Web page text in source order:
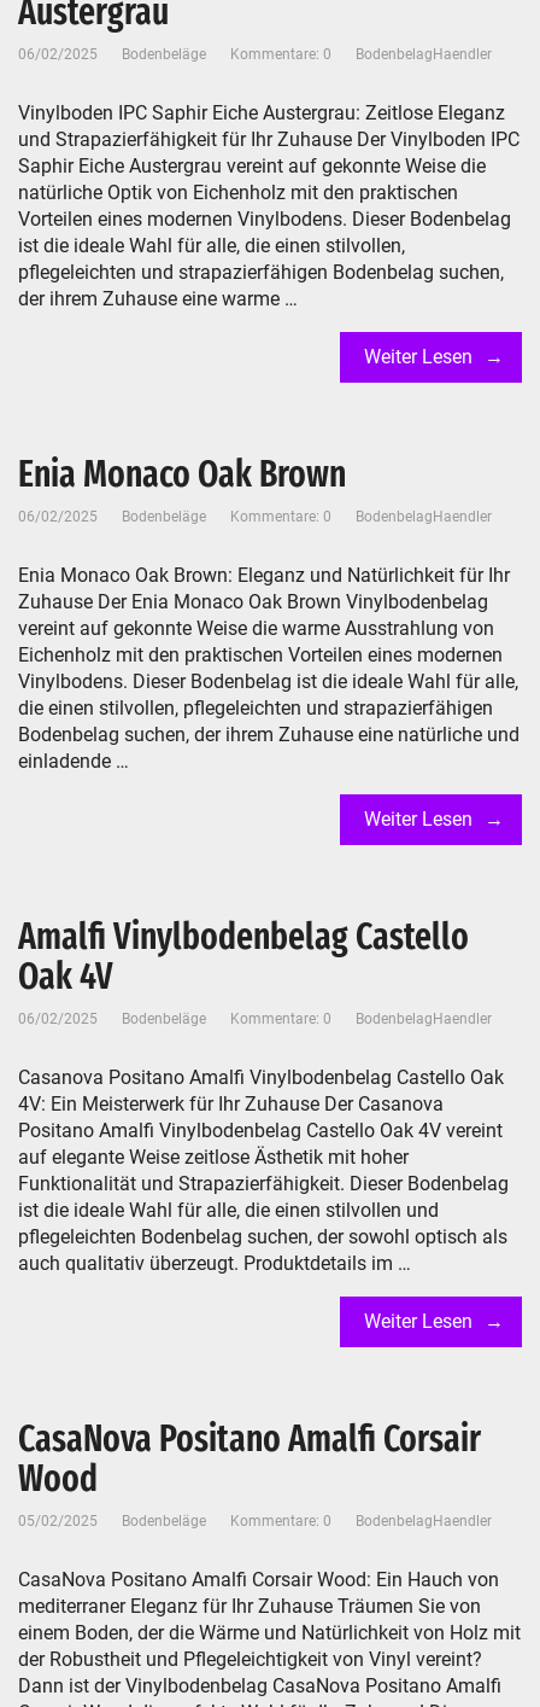
Austergrau
06/02/2025 Bodenbeläge Kommentare: 0 BodenbelagHaendler
Vinylboden IPC Saphir Eiche Austergrau: Zeitlose Eleganz
und Strapazierfähigkeit für Ihr Zuhause Der Vinylboden IPC
Saphir Eiche Austergrau vereint auf gekonnte Weise die
natürliche Optik von Eichenholz mit den praktischen
Vorteilen eines modernen Vinylbodens. Dieser Bodenbelag
ist die ideale Wahl für alle, die einen stilvollen,
pflegeleichten und strapazierfähigen Bodenbelag suchen,
der ihrem Zuhause eine warme …
Weiter Lesen
Enia Monaco Oak Brown
06/02/2025 Bodenbeläge Kommentare: 0 BodenbelagHaendler
Enia Monaco Oak Brown: Eleganz und Natürlichkeit für Ihr
Zuhause Der Enia Monaco Oak Brown Vinylbodenbelag
vereint auf gekonnte Weise die warme Ausstrahlung von
Eichenholz mit den praktischen Vorteilen eines modernen
Vinylbodens. Dieser Bodenbelag ist die ideale Wahl für alle,
die einen stilvollen, pflegeleichten und strapazierfähigen
Bodenbelag suchen, der ihrem Zuhause eine natürliche und
einladende …
Weiter Lesen
Amalfi Vinylbodenbelag Castello
Oak 4V
06/02/2025 Bodenbeläge Kommentare: 0 BodenbelagHaendler
Casanova Positano Amalfi Vinylbodenbelag Castello Oak
4V: Ein Meisterwerk für Ihr Zuhause Der Casanova
Positano Amalfi Vinylbodenbelag Castello Oak 4V vereint
auf elegante Weise zeitlose Ästhetik mit hoher
Funktionalität und Strapazierfähigkeit. Dieser Bodenbelag
ist die ideale Wahl für alle, die einen stilvollen und
pflegeleichten Bodenbelag suchen, der sowohl optisch als
auch qualitativ überzeugt. Produktdetails im …
Weiter Lesen
CasaNova Positano Amalfi Corsair
Wood
05/02/2025 Bodenbeläge Kommentare: 0 BodenbelagHaendler
CasaNova Positano Amalfi Corsair Wood: Ein Hauch von
mediterraner Eleganz für Ihr Zuhause Träumen Sie von
einem Boden, der die Wärme und Natürlichkeit von Holz mit
der Robustheit und Pflegeleichtigkeit von Vinyl vereint?
Dann ist der Vinylbodenbelag CasaNova Positano Amalfi